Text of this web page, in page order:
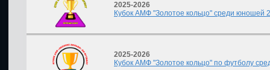
2025-2026
Кубок АМФ "Золотое кольцо" среди юношей
2025-2026
Кубок АМФ "Золотое кольцо" по футболу